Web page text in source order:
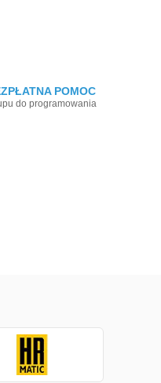
POMOC
do programowania